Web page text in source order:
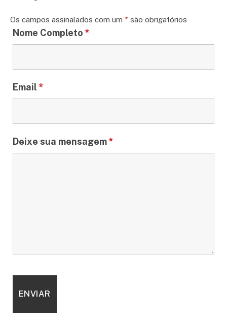
Os campos assinalados com um * são obrigatórios
Nome Completo *
Email *
Deixe sua mensagem*